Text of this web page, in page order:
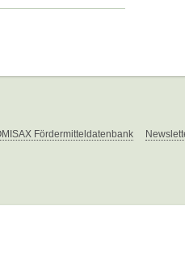
Fördermitteldatenbank